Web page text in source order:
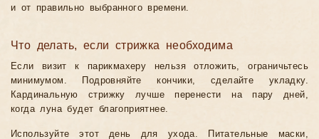
и от правильно выбранного времени.
Что делать, если стрижка необходима
Если визит к парикмахеру нельзя отложить, ограничьтесь
минимумом. Подровняйте кончики, сделайте укладку.
Кардинальную стрижку лучше перенести на пару дней,
когда луна будет благоприятнее.
Используйте этот день для ухода. Питательные маски,